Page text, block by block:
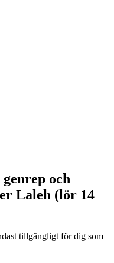
och
Laleh (lör 14
tillgängligt för dig som